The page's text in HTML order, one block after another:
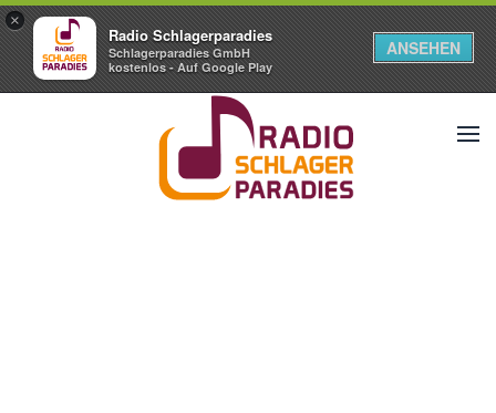
×
Radio Schlagerparadies
Schlagerparadies GmbH
kostenlos - Auf Google Play
ANSEHEN